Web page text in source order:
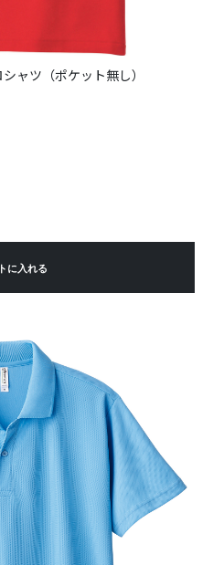
ャツ（ポケット無し）
に入れる